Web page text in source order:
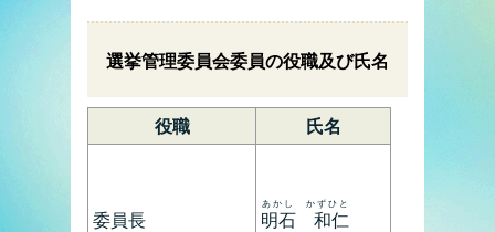
選挙管理委員会委員の役職及び氏名
役職 氏名
委員長 明石 和仁
あかし かずひと